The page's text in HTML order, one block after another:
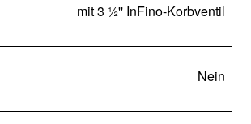
mit 3 ½'' InFino-Korbventil
Nein